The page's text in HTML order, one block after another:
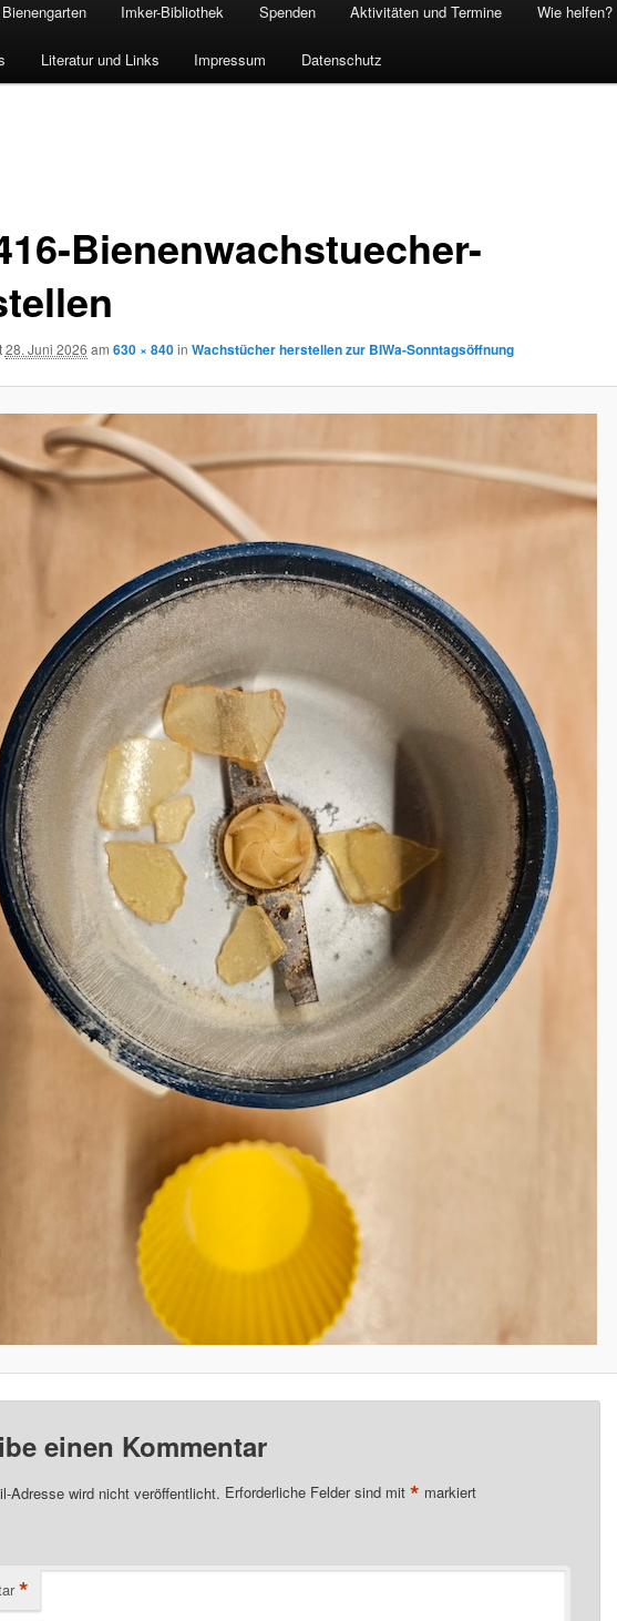
Imker-Bibliothek Spenden Aktivitäten und Termine Wie helfen?
Literatur und Links Impressum Datenschutz
Bienenwachstuecher-
28. Juni 2026 am 630 × 840in Wachstücher herstellen zur BIWa-Sonntagsöffnung
einen Kommentar
Adresse wird nicht veröffentlicht. Erforderliche Felder sind mit * markiert
*